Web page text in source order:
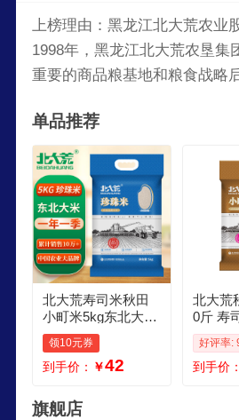
上榜理由：黑龙江北大荒农业
1998年，黑龙江北大荒农垦集
重要的商品粮基地和粮食战略
全国从事东北大米的代表性企
粮生产基地和粮食储备基地，
工、销售，国内耕地面积大、
生产能力强的企业。
单品推荐
北大荒寿司米秋田
小町米5kg东北大米
真空包装 东北珍珠
好吃不贵
领10元券
到手价： ￥42
北大荒
0斤 寿
5kg 圆
新米
好评率:
到手价：
旗舰店